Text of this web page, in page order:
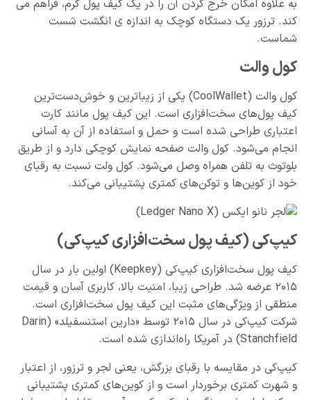
به علاوه امکان خرج کردن آن را در یک کیف پول گرم، فراهم می
کند. ترزور یک دستگاه کوچک به اندازه ی انگشت شست
شماست.
کول والت
کول والت (CoolWallet) یکی از زیباترین و خوش‌دست‌ترین
کیف پول‌های سخت‌افزاری است. این کیف پول مانند کارت
اعتباری طراحی شده است و حمل و استفاده از آن به آسانی
انجام می‌شود. کول والت صفحه نمایش کوچکی دارد و از طریق
بلوتوث به تلفن همراه وصل می‌شود. کول ولت نسبت به رقبای
خود از کوین‌ها و توکن‌های کمتری پشتیبانی می‌کند.
کیپ‌کی (کیف پول سخت‌افزاری کیپ‌کی)
کیف پول سخت‌افزاری کیپ‌کی (Keepkey) اولین بار در سال
۲۰۱۵ عرضه شد. طراحی زیبا، امنیت بالا، کاربری آسان و قیمت
منطقی از ویژگی‌های مثبت این کیف پول سخت‌افزاری است.
شرکت کیپ‌کی در سال ۲۰۱۵ توسط «دارین استنسفیلد» (Darin
Stanchfield) در آمریکا راه‌اندازی شده است.
کیپ‌کی در مقایسه با رقبای بزرگش، یعنی لجر و ترزور، از اعتبار
و شهرت کمتری برخوردار است و از کوین‌های کمتری پشتیبانی